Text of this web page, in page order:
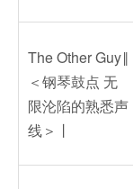
The Other Guy‖
＜钢琴鼓点 无
限沦陷的熟悉声
线＞丨